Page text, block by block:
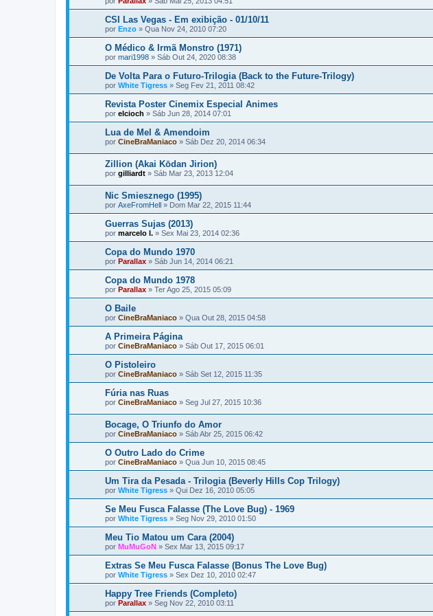
CSI Las Vegas - Em exibição - 01/10/11
por Enzo » Qua Nov 24, 2010 07:20
O Médico & Irmã Monstro (1971)
por mari1998 » Sáb Out 24, 2020 08:38
De Volta Para o Futuro-Trilogia (Back to the Future-Trilogy)
por White Tigress » Seg Fev 21, 2011 08:42
Revista Poster Cinemix Especial Animes
por elcioch » Sáb Jun 28, 2014 07:01
Lua de Mel & Amendoim
por CineBraManiaco » Sáb Dez 20, 2014 06:34
Zillion (Akai Kōdan Jirion)
por gilliardt » Sáb Mar 23, 2013 12:04
Nic Smiesznego (1995)
por AxeFromHell » Dom Mar 22, 2015 11:44
Guerras Sujas (2013)
por marcelo l. » Sex Mai 23, 2014 02:36
Copa do Mundo 1970
por Parallax » Sáb Jun 14, 2014 06:21
Copa do Mundo 1978
por Parallax » Ter Ago 25, 2015 05:09
O Baile
por CineBraManiaco » Qua Out 28, 2015 04:58
A Primeira Página
por CineBraManiaco » Sáb Out 17, 2015 06:01
O Pistoleiro
por CineBraManiaco » Sáb Set 12, 2015 11:35
Fúria nas Ruas
por CineBraManiaco » Seg Jul 27, 2015 10:36
Bocage, O Triunfo do Amor
por CineBraManiaco » Sáb Abr 25, 2015 06:42
O Outro Lado do Crime
por CineBraManiaco » Qua Jun 10, 2015 08:45
Um Tira da Pesada - Trilogia (Beverly Hills Cop Trilogy)
por White Tigress » Qui Dez 16, 2010 05:05
Se Meu Fusca Falasse (The Love Bug) - 1969
por White Tigress » Seg Nov 29, 2010 01:50
Meu Tio Matou um Cara (2004)
por MuMuGoN » Sex Mar 13, 2015 09:17
Extras Se Meu Fusca Falasse (Bonus The Love Bug)
por White Tigress » Sex Dez 10, 2010 02:47
Happy Tree Friends (Completo)
por Parallax » Seg Nov 22, 2010 03:11